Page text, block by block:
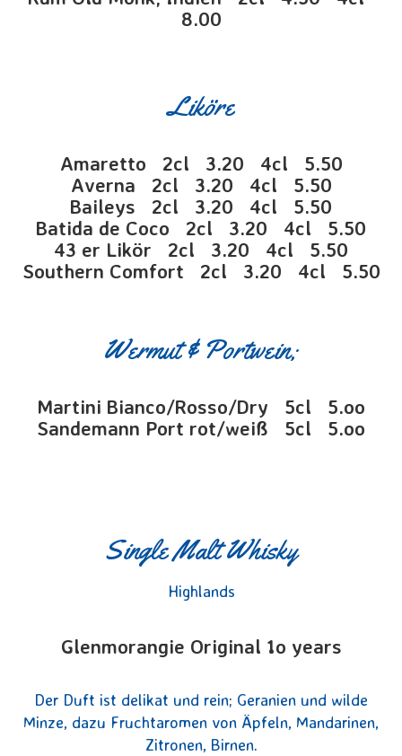
8.00
Liköre
Amaretto 2cl 3.20 4cl 5.50
Averna 2cl 3.20 4cl 5.50
Baileys 2cl 3.20 4cl 5.50
Batida de Coco 2cl 3.20 4cl 5.50
43 er Likör 2cl 3.20 4cl 5.50
Southern Comfort 2cl 3.20 4cl 5.50
Wermut & Portwein;
Martini Bianco/Rosso/Dry 5cl 5.oo
Sandemann Port rot/weiß 5cl 5.oo
Single Malt Whisky
Highlands
Glenmorangie Original 1o years
Der Duft ist delikat und rein; Geranien und wilde
Minze, dazu Fruchtaromen von Äpfeln, Mandarinen,
Zitronen, Birnen.